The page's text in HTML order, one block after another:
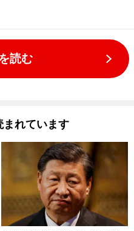
読む
まれています